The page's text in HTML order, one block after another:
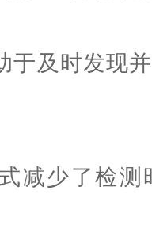
于及时发现
减少了检测